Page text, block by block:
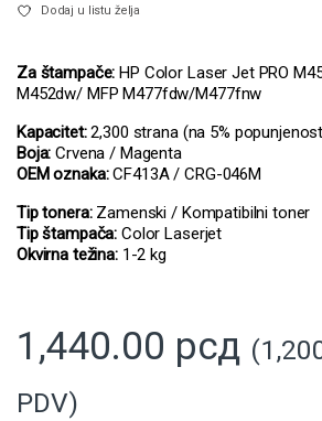
Dodaj u listu želja
Za štampače: HP Color Laser Jet PRO
M452dw/ MFP M477fdw/M477fnw
Kapacitet:2,300 strana (na 5%
Boja:Crvena / Magenta
OEM oznaka:CF413A / CRG-046M
Tip tonera: Zamenski / Kompatibilni toner
Tip štampača:Color Laserjet
Okvirna težina: 1-2 kg
1,440.00 рсд (
PDV)